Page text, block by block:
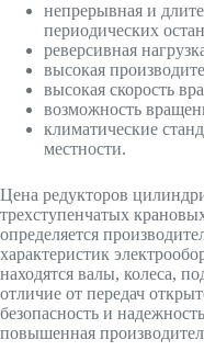
непрерывная и
периодических
реверсивная
высокая
высокая скорость
возможность
климатические
местности.
Цена редукторов
трехступенчатых
определяется
характеристик
находятся валы, колеса,
отличие от передач
безопасность и
повышенная